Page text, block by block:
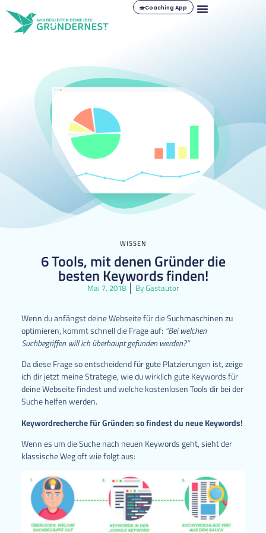
Coaching App
WISSEN
6 Tools, mit denen Gründer die
besten Keywords finden!
Mai 7, 2018 ByGastautor
Wenn du anfängst deine Webseite für die Suchmaschinen zu
optimieren, kommt schnell die Frage auf: “Bei welchen
Suchbegriffen will ich überhaupt gefunden werden?”
Da diese Frage so entscheidend für gute Platzierungen ist, zeige
ich dir jetzt meine Strategie, wie du wirklich gute Keywords für
deine Webseite findest und welche kostenlosen Tools dir bei der
Suche helfen werden.
Keywordrecherche für Gründer: so findest du neue Keywords!
Wenn es um die Suche nach neuen Keywords geht, sieht der
klassische Weg oft wie folgt aus: